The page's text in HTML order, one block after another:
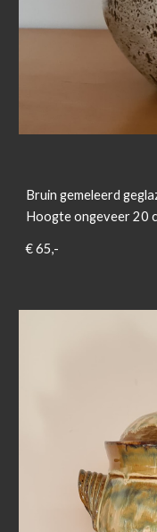
Bruin gemeleerd
Hoogte ongeveer 20
€ 65,-